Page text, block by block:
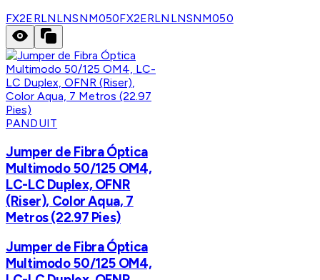
FX2ERLNLNSNM050FX2ERLNLNSNM050
PANDUIT
Jumper de Fibra Óptica
Multimodo 50/125 OM4,
LC-LC Duplex, OFNR
(Riser), Color Aqua, 7
Metros (22.97 Pies)
Jumper de Fibra Óptica
Multimodo 50/125 OM4,